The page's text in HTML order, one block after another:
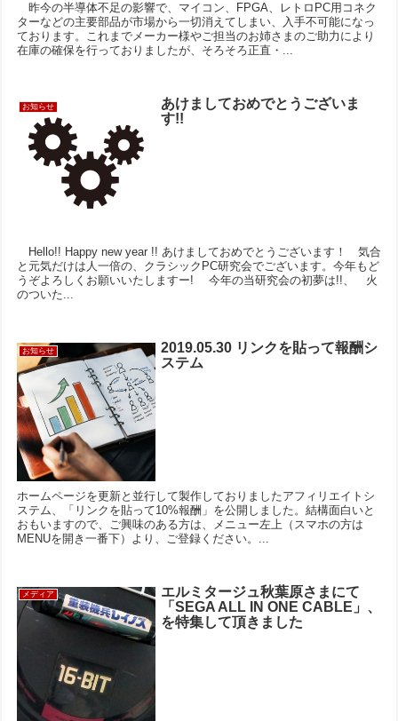
昨今の半導体不足の影響で、マイコン、FPGA、レトロPC用コネク
ターなどの主要部品が市場から一切消えてしまい、入手不可能になっ
ております。これまでメーカー様やご担当のお姉さまのご助力により
在庫の確保を行っておりましたが、そろそろ正直・...
お知らせ
あけましておめでとうございま
す!!
Hello!! Happy new year !! あけましておめでとうございます！ 気合
と元気だけは人一倍の、クラシックPC研究会でございます。今年もど
うぞよろしくお願いいたしますー! 今年の当研究会の初夢は!!、 火
のついた...
お知らせ
2019.05.30 リンクを貼って報酬シ
ステム
ホームページを更新と並行して製作しておりましたアフィリエイトシ
ステム、「リンクを貼って10%報酬」を公開しました。結構面白いと
おもいますので、ご興味のある方は、メニュー左上（スマホの方は
MENUを開き一番下）より、ご登録ください。...
メディア
エルミタージュ秋葉原さまにて
「SEGA ALL IN ONE CABLE」、
を特集して頂きました